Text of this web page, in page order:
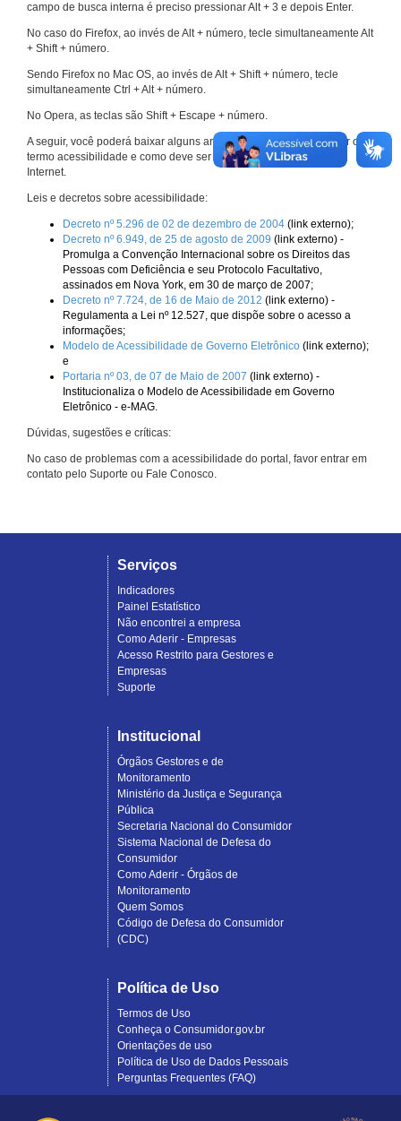
campo de busca interna é preciso pressionar Alt + 3 e depois Enter.
No caso do Firefox, ao invés de Alt + número, tecle simultaneamente Alt
+ Shift + número.
Sendo Firefox no Mac OS, ao invés de Alt + Shift + número, tecle
simultaneamente Ctrl + Alt + número.
No Opera, as teclas são Shift + Escape + número.
A seguir, você poderá baixar alguns arquivos que explicam melhor o
termo acessibilidade e como deve ser implementado nos sites da
Internet.
Leis e decretos sobre acessibilidade:
Decreto nº 5.296 de 02 de dezembro de 2004 (link externo);
Decreto nº 6.949, de 25 de agosto de 2009 (link externo) -
Promulga a Convenção Internacional sobre os Direitos das
Pessoas com Deficiência e seu Protocolo Facultativo,
assinados em Nova York, em 30 de março de 2007;
Decreto nº 7.724, de 16 de Maio de 2012 (link externo) -
Regulamenta a Lei nº 12.527, que dispõe sobre o acesso a
informações;
Modelo de Acessibilidade de Governo Eletrônico (link externo);
e
Portaria nº 03, de 07 de Maio de 2007 (link externo) -
Institucionaliza o Modelo de Acessibilidade em Governo
Eletrônico - e-MAG.
Dúvidas, sugestões e críticas:
No caso de problemas com a acessibilidade do portal, favor entrar em
contato pelo Suporte ou Fale Conosco.
Serviços
Indicadores
Painel Estatístico
Não encontrei a empresa
Como Aderir - Empresas
Acesso Restrito para Gestores e
Empresas
Suporte
Institucional
Órgãos Gestores e de
Monitoramento
Ministério da Justiça e Segurança
Pública
Secretaria Nacional do Consumidor
Sistema Nacional de Defesa do
Consumidor
Como Aderir - Órgãos de
Monitoramento
Quem Somos
Código de Defesa do Consumidor
(CDC)
Política de Uso
Termos de Uso
Conheça o Consumidor.gov.br
Orientações de uso
Política de Uso de Dados Pessoais
Perguntas Frequentes (FAQ)